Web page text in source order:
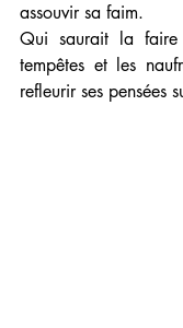
assouvir sa faim.
Qui saurait la faire
tempêtes et les
refleurir ses pensées